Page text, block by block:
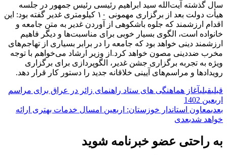
سال گذشته آیت‌الله سید ابراهیم رئیسی رئیس جمهور در جلسه
هیأت دولت بعد از برگزاری مهمونی ۱۰ کیلومتری غدیر گفته بود: این
اقدام ارزشمند که جلوه باشکوهی از آوردن غدیر به متن جامعه و
خانواده است، الگوی بسیار خوبی برای مناسبت‌ها و دیگر فاهیم
ارزشمند دینی خواهد بود که جامعه را در برابر بسیاری از تهاجم‌های
مخرب ضددینی مصون خواهد کرد.از وزیر ارشاد می‌خواهم با توجه
ویژه به تجربه برگزاری جشن غدیر، الگوپردازی برای برگزاری
رویدادها و مراسم‌های آیینی خلاقانه جدید را دستور کار قرار دهد.
قبلیقبلیآغاز هماهنگی های ستاد راهنمای زائر در عراق برای مراسم
اربعین 1402
بعدیمعاون استاندار خوزستان: اربعین امسال خدمات بهتری ارائه
خواهد شدبعدی
به راحتی عضو خبرنامه شوید